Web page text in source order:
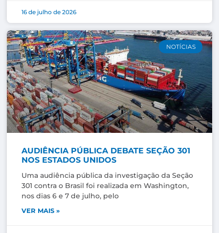
16 de julho de 2026
NOTÍCIAS
AUDIÊNCIA PÚBLICA DEBATE SEÇÃO 301
NOS ESTADOS UNIDOS
Uma audiência pública da investigação da Seção
301 contra o Brasil foi realizada em Washington,
nos dias 6 e 7 de julho, pelo
VER MAIS »